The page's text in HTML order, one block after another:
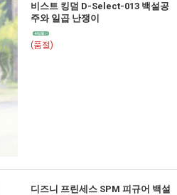
비스트 킹덤 D-Select-013 백설공
주와 일곱 난쟁이
(품절)
디즈니 프린세스 SPM 피규어 백설